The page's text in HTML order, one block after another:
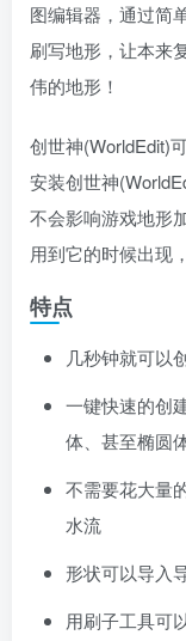
图编辑器，通过简
刷写地形，让本来
伟的地形！
创世神(WorldEdit)
安装创世神
不会影响游戏地形
用到它的时候出现
特点
几秒钟就可以
一键快速的创
体、甚至椭圆
不需要花大量
水流
形状可以导入
用刷子工具可